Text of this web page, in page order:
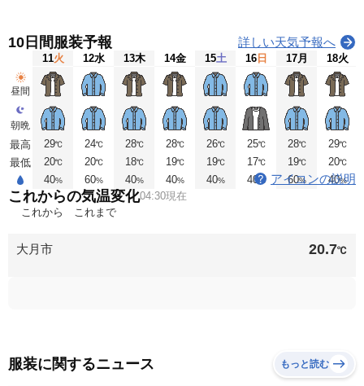
10日間服装予報 詳しい天気予報へ
昼間
朝晩
最高
最低
11火
29℃
20℃
40%
12水
24℃
20℃
60%
13木
28℃
18℃
40%
14金
28℃
19℃
40%
15土
26℃
19℃
40%
16日
25℃
17℃
40 %
17月
28℃
19℃
60%
18火
29℃
20℃
40%
アイコンの説明
これからの気温変化04:30現在
これから
これまで
大月市 20.7℃
服装に関するニュース もっと読む